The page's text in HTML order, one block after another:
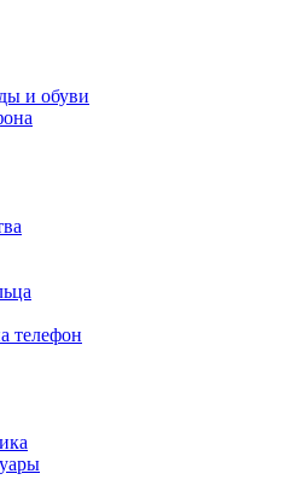
и обуви
телефон